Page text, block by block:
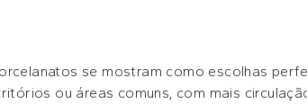
se mostram como escolhas
ou áreas comuns, com mais